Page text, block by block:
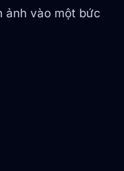
ảnh vào một bức